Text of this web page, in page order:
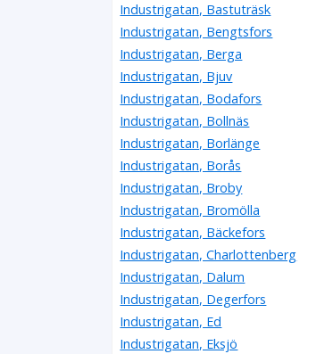
Industrigatan, Bastuträsk
Industrigatan, Bengtsfors
Industrigatan, Berga
Industrigatan, Bjuv
Industrigatan, Bodafors
Industrigatan, Bollnäs
Industrigatan, Borlänge
Industrigatan, Borås
Industrigatan, Broby
Industrigatan, Bromölla
Industrigatan, Bäckefors
Industrigatan, Charlottenberg
Industrigatan, Dalum
Industrigatan, Degerfors
Industrigatan, Ed
Industrigatan, Eksjö